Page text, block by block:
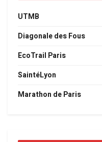
UTMB
Diagonale des Fous
EcoTrail Paris
SaintéLyon
Marathon de Paris